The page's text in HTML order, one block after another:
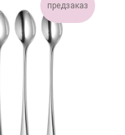
предзаказ